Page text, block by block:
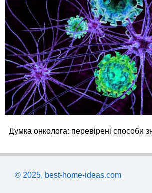
Думка онколога: перевірені способи
© 2025, best-home-ideas.com